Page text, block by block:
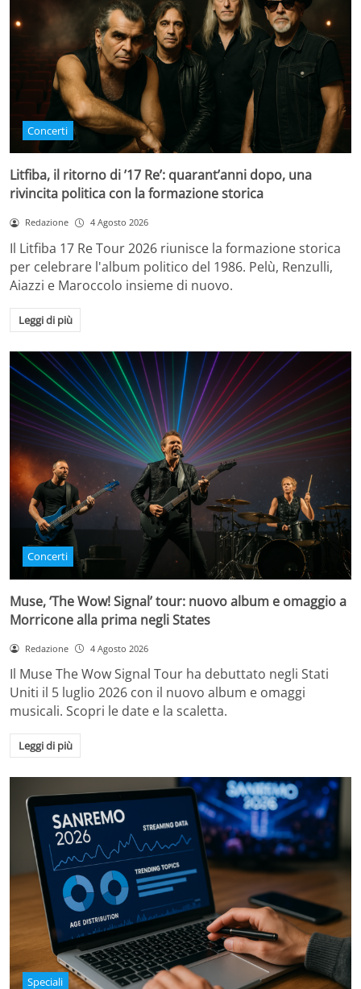
Concerti
Litfiba, il ritorno di ’17 Re’: quarant’anni dopo, una
rivincita politica con la formazione storica
Redazione 4 Agosto 2026
Il Litfiba 17 Re Tour 2026 riunisce la formazione storica
per celebrare l'album politico del 1986. Pelù, Renzulli,
Aiazzi e Maroccolo insieme di nuovo.
Leggi di più
Concerti
Muse, ‘The Wow! Signal’ tour: nuovo album e omaggio a
Morricone alla prima negli States
Redazione 4 Agosto 2026
Il Muse The Wow Signal Tour ha debuttato negli Stati
Uniti il 5 luglio 2026 con il nuovo album e omaggi
musicali. Scopri le date e la scaletta.
Leggi di più
Speciali